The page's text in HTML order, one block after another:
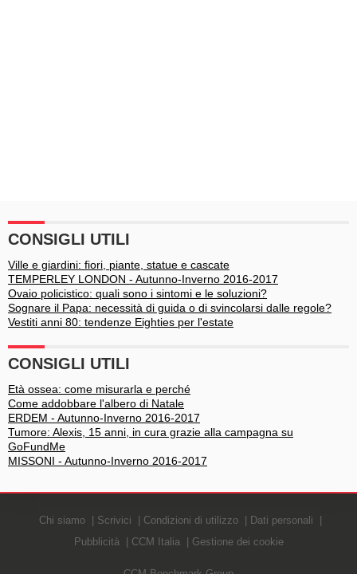
CONSIGLI UTILI
Ville e giardini: fiori, piante, statue e cascate
TEMPERLEY LONDON - Autunno-Inverno 2016-2017
Ovaio policistico: quali sono i sintomi e le soluzioni?
Sognare il Papa: necessità di guida o di svincolarsi dalle regole?
Vestiti anni 80: tendenze Eighties per l'estate
CONSIGLI UTILI
Età ossea: come misurarla e perché
Come addobbare l'albero di Natale
ERDEM - Autunno-Inverno 2016-2017
Tumore: Alexis, 15 anni, in cura grazie alla campagna su
GoFundMe
MISSONI - Autunno-Inverno 2016-2017
Chi siamo Scrivici Condizioni di utilizzo
Dati personali
Pubblicità
CCM Italia Gestione dei cookie